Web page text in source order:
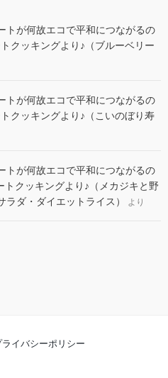
トが何故エコで平和につながるの
クッキングより♪（ブルーベリー
トが何故エコで平和につながるの
クッキングより♪（こいのぼり寿
トが何故エコで平和につながるの
トクッキングより♪（メカジキと野
ダ・ダイエットライス）
より
ライバシーポリシー